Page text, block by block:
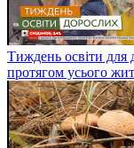
Тиждень освіти для
протягом усього